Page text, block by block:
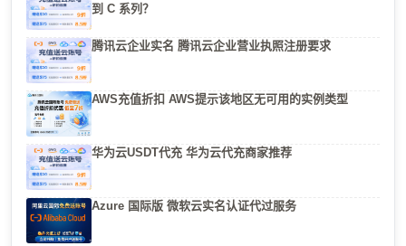
到 C 系列？
腾讯云企业实名 腾讯云企业营业执照注册要求
AWS充值折扣 AWS提示该地区无可用的实例类型
华为云USDT代充 华为云代充商家推荐
Azure 国际版 微软云实名认证代过服务